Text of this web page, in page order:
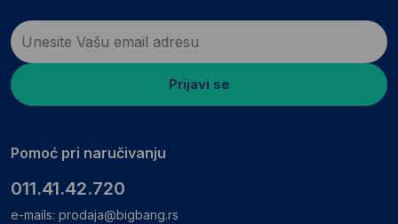
Prijavi se
Pomoć pri naručivanju
011.41.42.720
e-mails: prodaja@bigbang.rs